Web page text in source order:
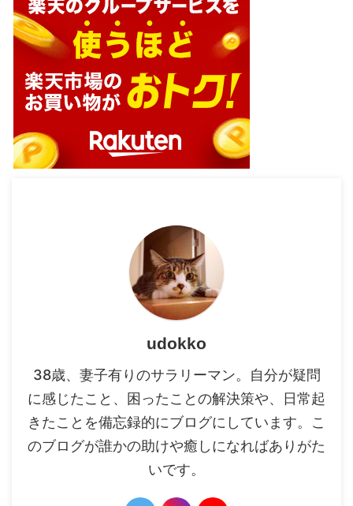
udokko
38歳、妻子有りのサラリーマン。自分が疑問
に感じたこと、困ったことの解決策や、日常起
きたことを備忘録的にブログにしています。こ
のブログが誰かの助けや癒しになればありがた
いです。